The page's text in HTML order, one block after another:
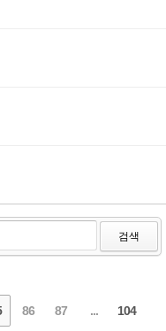
검색
86 87 ... 104